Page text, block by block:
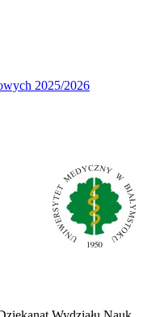
2025/2026